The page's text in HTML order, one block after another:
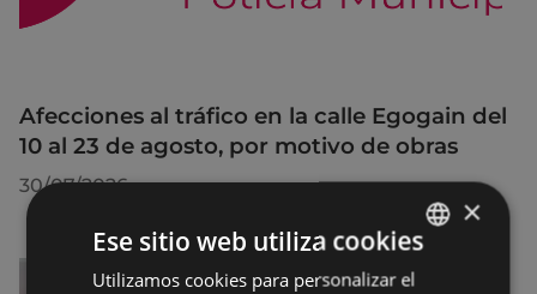
Afecciones al tráfico en la calle Egogain del
10 al 23 de agosto, por motivo de obras
30/07/2026
BASQUE
×
Ese sitio web utiliza cookies
Utilizamos cookies para personalizar el